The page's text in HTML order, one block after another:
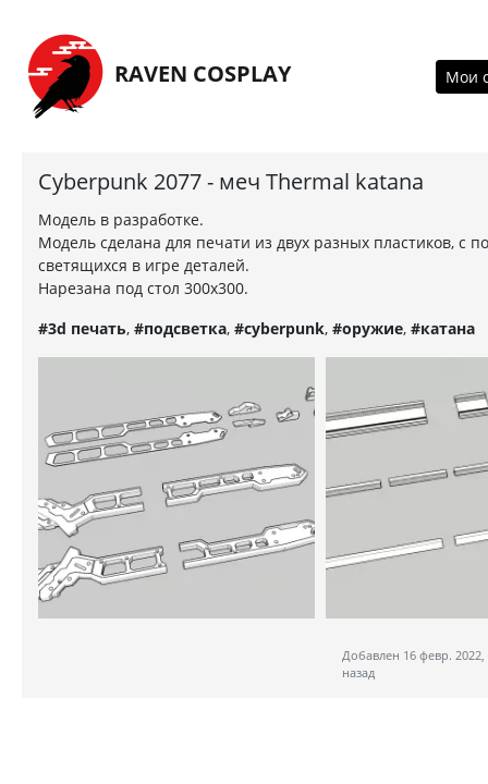
Перейти на главную страницу
RAVEN COSPLAY
Мои
Cyberpunk 2077 - меч Thermal katana
Модель в разработке.
Модель сделана для печати из двух разных пластиков, с
светящихся в игре деталей.
Нарезана под стол 300х300.
#3d печать, #подсветка, #cyberpunk, #оружие, #катана
Добавлен 16 февр. 2022,
назад